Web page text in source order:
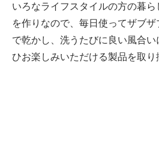
いろなライフスタイルの方の暮
を作りなので、毎日使ってザブ
で乾かし、洗うたびに良い風合
ひお楽しみいただける製品を取り